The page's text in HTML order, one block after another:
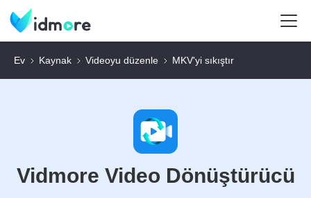
Ev Kaynak Videoyu düzenle MKV'yi sıkıştır
Vidmore Video Dönüştürücü